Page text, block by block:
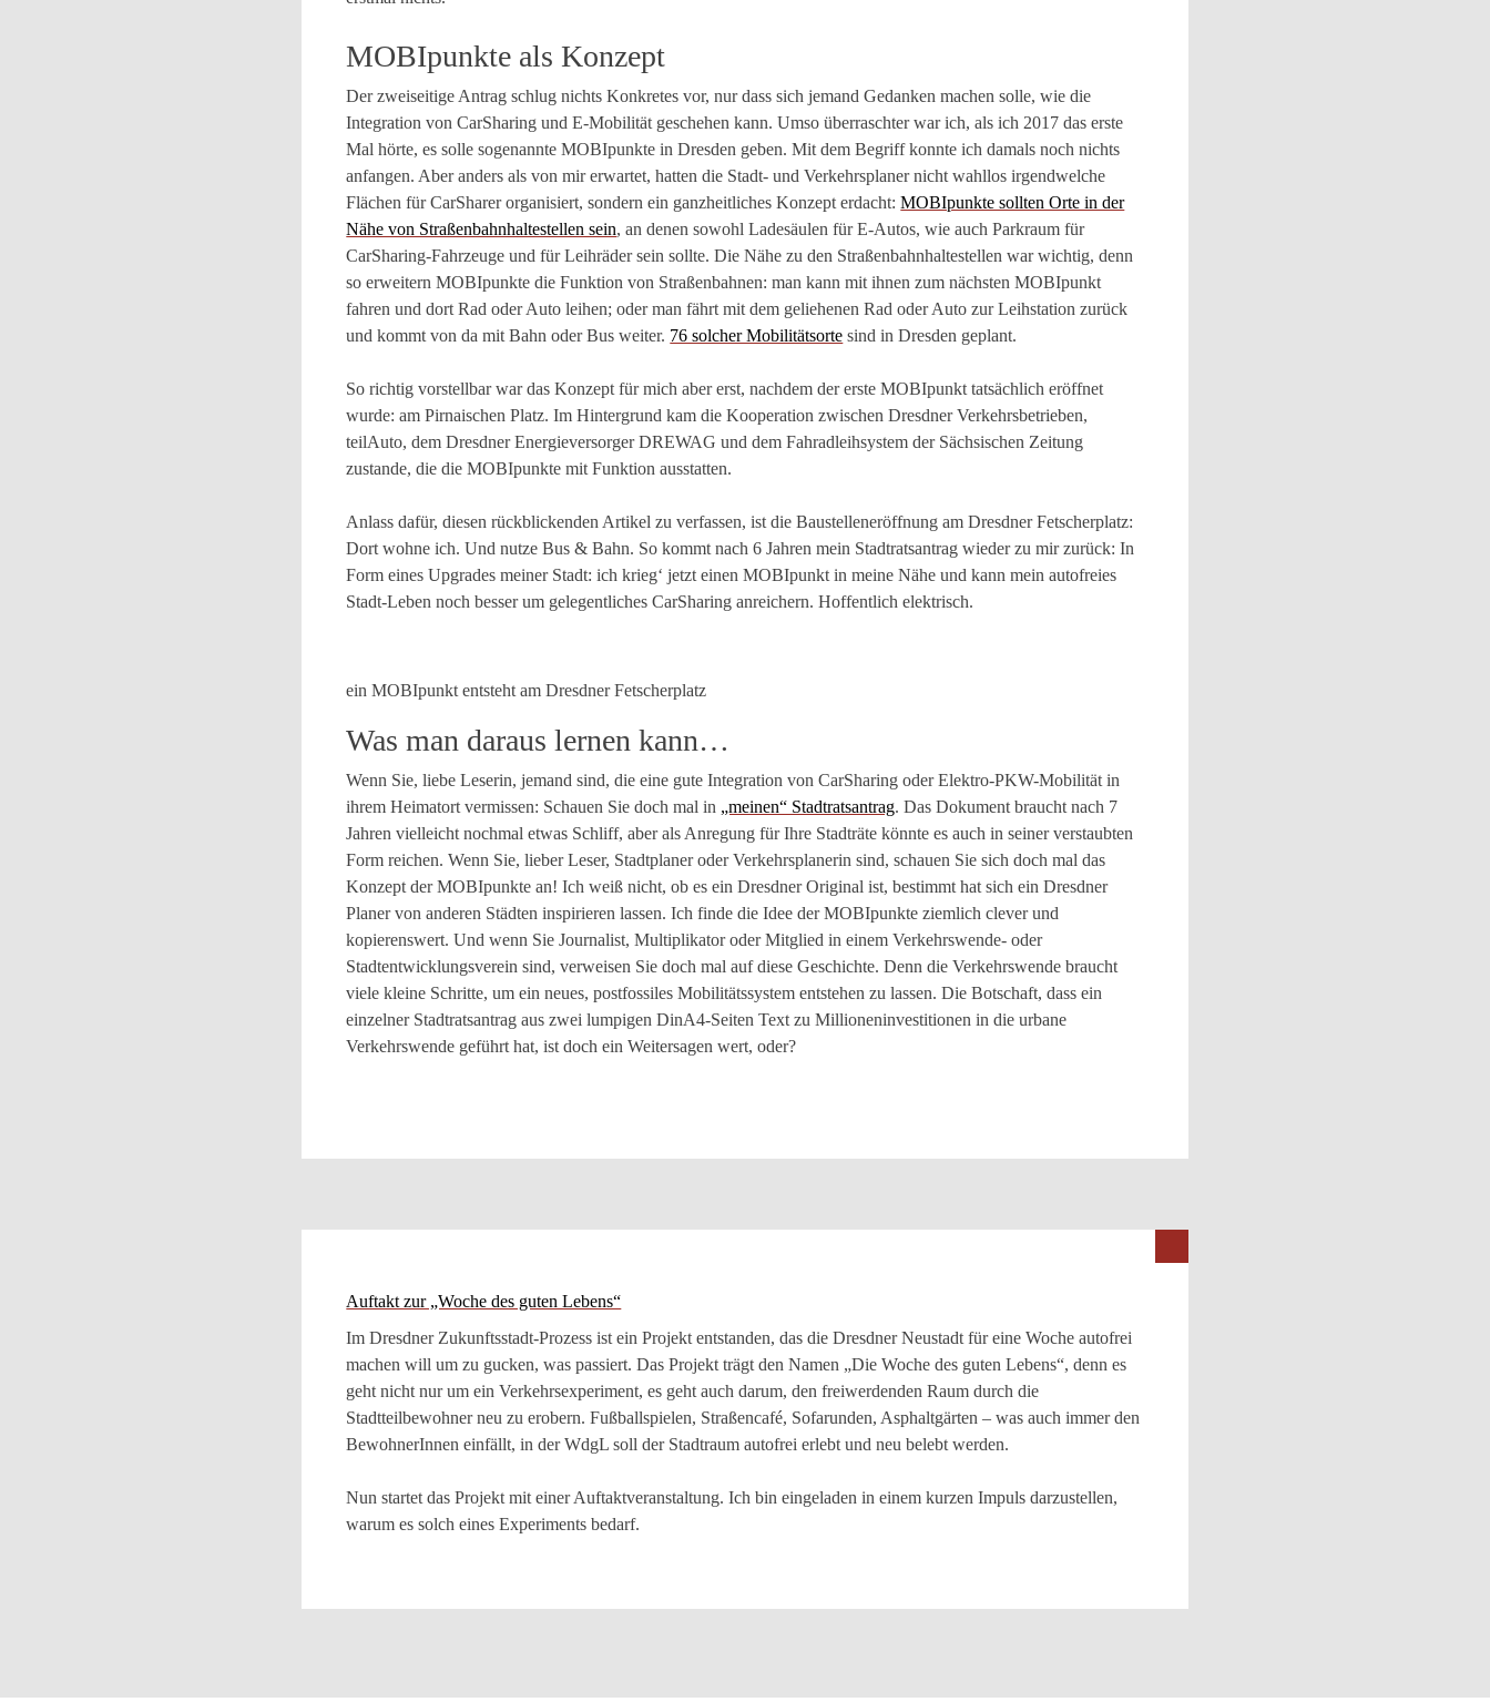
MOBIpunkte als Konzept
Der zweiseitige Antrag schlug nichts Konkretes vor, nur dass sich jemand Gedanken machen solle, wie die
Integration von CarSharing und E-Mobilität geschehen kann. Umso überraschter war ich, als ich 2017 das erste
Mal hörte, es solle sogenannte MOBIpunkte in Dresden geben. Mit dem Begriff konnte ich damals noch nichts
anfangen. Aber anders als von mir erwartet, hatten die Stadt- und Verkehrsplaner nicht wahllos irgendwelche
Flächen für CarSharer organisiert, sondern ein ganzheitliches Konzept erdacht:MOBIpunkte sollten Orte in der
Nähe von Straßenbahnhaltestellen sein, an denen sowohl Ladesäulen für E-Autos, wie auch Parkraum für
CarSharing-Fahrzeuge und für Leihräder sein sollte. Die Nähe zu den Straßenbahnhaltestellen war wichtig, denn
so erweitern MOBIpunkte die Funktion von Straßenbahnen: man kann mit ihnen zum nächsten MOBIpunkt
fahren und dort Rad oder Auto leihen; oder man fährt mit dem geliehenen Rad oder Auto zur Leihstation zurück
und kommt von da mit Bahn oder Bus weiter. 76 solcher Mobilitätsorte sind in Dresden geplant.
So richtig vorstellbar war das Konzept für mich aber erst, nachdem der erste MOBIpunkt tatsächlich eröffnet
wurde: am Pirnaischen Platz. Im Hintergrund kam die Kooperation zwischen Dresdner Verkehrsbetrieben,
teilAuto, dem Dresdner Energieversorger DREWAG und dem Fahradleihsystem der Sächsischen Zeitung
zustande, die die MOBIpunkte mit Funktion ausstatten.
Anlass dafür, diesen rückblickenden Artikel zu verfassen, ist die Baustelleneröffnung am Dresdner Fetscherplatz:
Dort wohne ich. Und nutze Bus & Bahn. So kommt nach 6 Jahren mein Stadtratsantrag wieder zu mir zurück: In
Form eines Upgrades meiner Stadt: ich krieg‘ jetzt einen MOBIpunkt in meine Nähe und kann mein autofreies
Stadt-Leben noch besser um gelegentliches CarSharing anreichern. Hoffentlich elektrisch.
ein MOBIpunkt entsteht am Dresdner Fetscherplatz
Was man daraus lernen kann…
Wenn Sie, liebe Leserin, jemand sind, die eine gute Integration von CarSharing oder Elektro-PKW-Mobilität in
ihrem Heimatort vermissen: Schauen Sie doch mal in „meinen“ Stadtratsantrag. Das Dokument braucht nach 7
Jahren vielleicht nochmal etwas Schliff, aber als Anregung für Ihre Stadträte könnte es auch in seiner verstaubten
Form reichen. Wenn Sie, lieber Leser, Stadtplaner oder Verkehrsplanerin sind, schauen Sie sich doch mal das
Konzept der MOBIpunkte an! Ich weiß nicht, ob es ein Dresdner Original ist, bestimmt hat sich ein Dresdner
Planer von anderen Städten inspirieren lassen. Ich finde die Idee der MOBIpunkte ziemlich clever und
kopierenswert. Und wenn Sie Journalist, Multiplikator oder Mitglied in einem Verkehrswende- oder
Stadtentwicklungsverein sind, verweisen Sie doch mal auf diese Geschichte. Denn die Verkehrswende braucht
viele kleine Schritte, um ein neues, postfossiles Mobilitätssystem entstehen zu lassen. Die Botschaft, dass ein
einzelner Stadtratsantrag aus zwei lumpigen DinA4-Seiten Text zu Millioneninvestitionen in die urbane
Verkehrswende geführt hat, ist doch ein Weitersagen wert, oder?
Auftakt zur „Woche des guten Lebens“
Im Dresdner Zukunftsstadt-Prozess ist ein Projekt entstanden, das die Dresdner Neustadt für eine Woche autofrei
machen will um zu gucken, was passiert. Das Projekt trägt den Namen „Die Woche des guten Lebens“, denn es
geht nicht nur um ein Verkehrsexperiment, es geht auch darum, den freiwerdenden Raum durch die
Stadtteilbewohner neu zu erobern. Fußballspielen, Straßencafé, Sofarunden, Asphaltgärten – was auch immer den
BewohnerInnen einfällt, in der WdgL soll der Stadtraum autofrei erlebt und neu belebt werden.
Nun startet das Projekt mit einer Auftaktveranstaltung. Ich bin eingeladen in einem kurzen Impuls darzustellen,
warum es solch eines Experiments bedarf.